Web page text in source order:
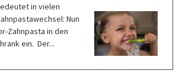
in vielen
Nun
Zahnpasta in den
ein. Der...